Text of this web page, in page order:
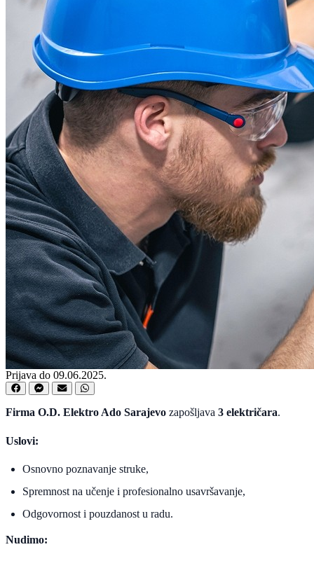
Prijava do 09.06.2025.
Firma O.D. Elektro Ado Sarajevo zapošljava 3 električara.
Uslovi:
Osnovno poznavanje struke,
Spremnost na učenje i profesionalno usavršavanje,
Odgovornost i pouzdanost u radu.
Nudimo: